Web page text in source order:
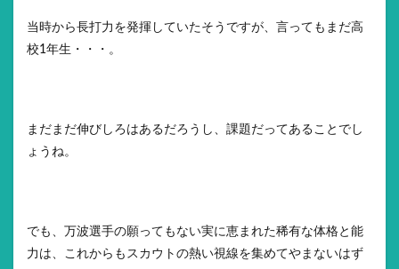
当時から長打力を発揮していたそうですが、言ってもまだ高
校1年生・・・。
まだまだ伸びしろはあるだろうし、課題だってあることでし
ょうね。
でも、万波選手の願ってもない実に恵まれた稀有な体格と能
力は、これからもスカウトの熱い視線を集めてやまないはず